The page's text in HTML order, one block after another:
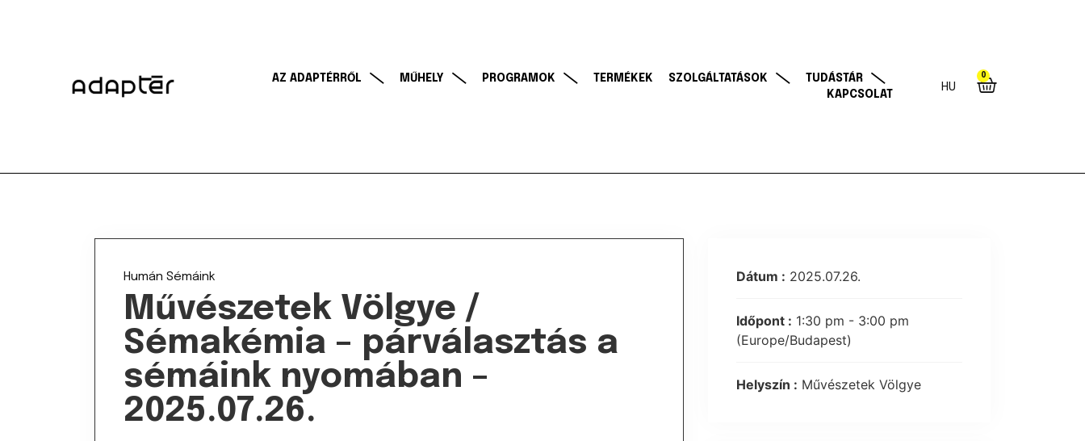
AZ ADAPTÉRRŐL MŰHELY PROGRAMOK TERMÉKEK SZOLGÁLTATÁSOK
TUDÁSTÁR
KAPCSOLAT
HU
0
Humán Sémáink
Művészetek Völgye /
Sémakémia – párválasztás a
sémáink nyomában –
2025.07.26.
Dátum : 2025.07.26.
Időpont : 1:30 pm - 3:00 pm
(Europe/Budapest)
Helyszín : Művészetek Völgye